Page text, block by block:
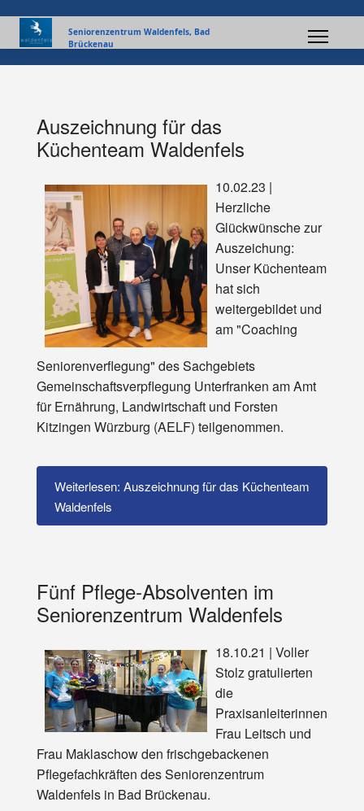
Seniorenzentrum Waldenfels, Bad
Brückenau
Auszeichnung für das
Küchenteam Waldenfels
10.02.23 |
Herzliche
Glückwünsche zur
Auszeichung:
Unser Küchenteam
hat sich
weitergebildet und
am "Coaching
Seniorenverflegung" des Sachgebiets
Gemeinschaftsverpflegung Unterfranken am Amt
für Ernährung, Landwirtschaft und Forsten
Kitzingen Würzburg (AELF) teilgenommen.
Weiterlesen: Auszeichnung für das Küchenteam
Waldenfels
Fünf Pflege-Absolventen im
Seniorenzentrum Waldenfels
18.10.21 | Voller
Stolz gratulierten
die
Praxisanleiterinnen
Frau Leitsch und
Frau Maklaschow den frischgebackenen
Pflegefachkräften des Seniorenzentrum
Waldenfels in Bad Brückenau.